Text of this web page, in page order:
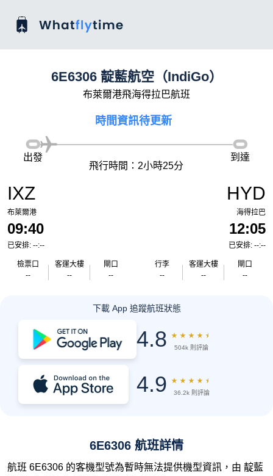
6E6306 靛藍航空（IndiGo）
布萊爾港飛海得拉巴航班
時間資訊待更新
IXZ
布萊爾港
09:40
已安排: --:--
檢票口
--
客運大樓
--
閘口
--
出發
飛行時間：2小時25分
到達
HYD
海得拉巴
12:05
已安排: --:--
行李
--
客運大樓
--
閘口
--
下載 App 追蹤航班狀態
4.8 ★ ★ ★ ★ ★
504k 則評論
4.9 ★ ★ ★ ★ ★
36.2k 則評論
6E6306 航班詳情
航班 6E6306 的客機型號為暫時無法提供機型資訊，由 靛藍